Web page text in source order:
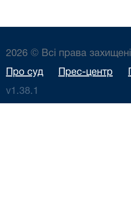
2026 © Всі права захищені
Про суд Прес-центр
v1.38.1